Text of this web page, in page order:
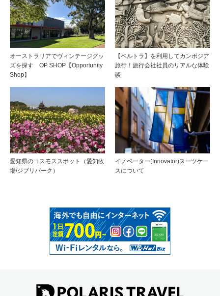
オーストラリアでヴィンテージグッ
ズを探す OP SHOP【Opportunity
Shop】
【ベルトラ】を利用してカンボジア
旅行！旅行会社社員のリアルな体験
談
愛知県のコスモススポット（愛知牧
場/ジブリパーク）
イノベーター(Innovator)スーツケー
スについて